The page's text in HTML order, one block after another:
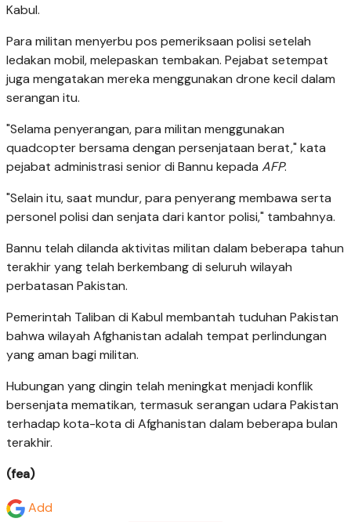
Kabul.
Para militan menyerbu pos pemeriksaan polisi setelah
ledakan mobil, melepaskan tembakan. Pejabat setempat
juga mengatakan mereka menggunakan drone kecil dalam
serangan itu.
"Selama penyerangan, para militan menggunakan
quadcopter bersama dengan persenjataan berat," kata
pejabat administrasi senior di Bannu kepada AFP.
"Selain itu, saat mundur, para penyerang membawa serta
personel polisi dan senjata dari kantor polisi," tambahnya.
Bannu telah dilanda aktivitas militan dalam beberapa tahun
terakhir yang telah berkembang di seluruh wilayah
perbatasan Pakistan.
Pemerintah Taliban di Kabul membantah tuduhan Pakistan
bahwa wilayah Afghanistan adalah tempat perlindungan
yang aman bagi militan.
Hubungan yang dingin telah meningkat menjadi konflik
bersenjata mematikan, termasuk serangan udara Pakistan
terhadap kota-kota di Afghanistan dalam beberapa bulan
terakhir.
(fea)
Add